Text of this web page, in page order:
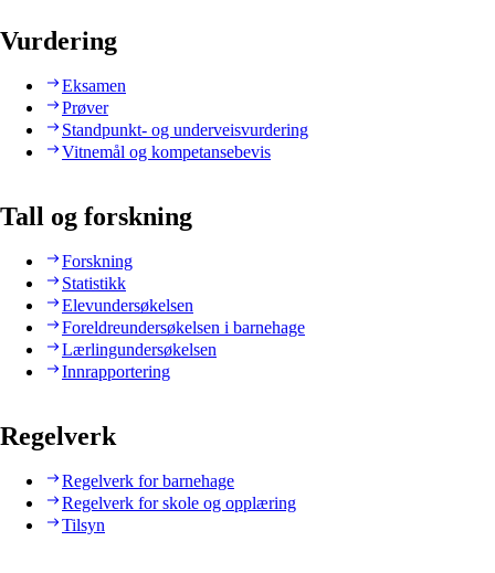
Vurdering
Eksamen
Prøver
Standpunkt- og underveisvurdering
Vitnemål og kompetansebevis
Tall og forskning
Forskning
Statistikk
Elevundersøkelsen
Foreldreundersøkelsen i barnehage
Lærlingundersøkelsen
Innrapportering
Regelverk
Regelverk for barnehage
Regelverk for skole og opplæring
Tilsyn